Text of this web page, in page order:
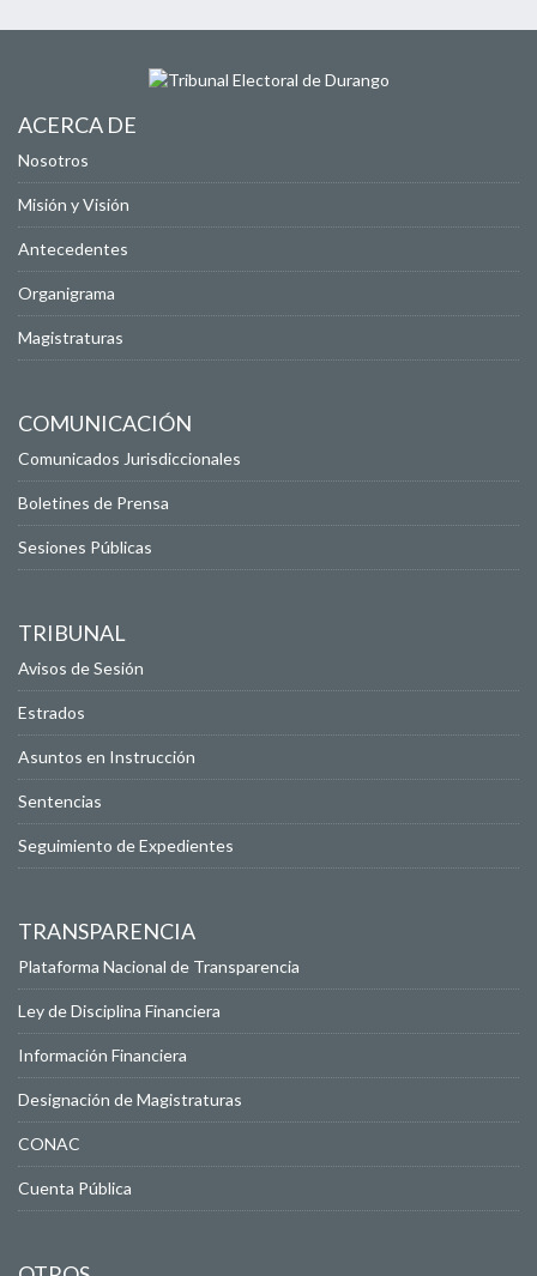
ACERCA DE
Nosotros
Misión y Visión
Antecedentes
Organigrama
Magistraturas
COMUNICACIÓN
Comunicados Jurisdiccionales
Boletines de Prensa
Sesiones Públicas
TRIBUNAL
Avisos de Sesión
Estrados
Asuntos en Instrucción
Sentencias
Seguimiento de Expedientes
TRANSPARENCIA
Plataforma Nacional de Transparencia
Ley de Disciplina Financiera
Información Financiera
Designación de Magistraturas
CONAC
Cuenta Pública